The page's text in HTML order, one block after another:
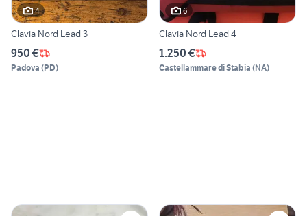
4
Clavia Nord Lead 3
950 €
Padova (PD)
6
Clavia Nord Lead 4
1.250 €
Castellammare di Stabia (NA)